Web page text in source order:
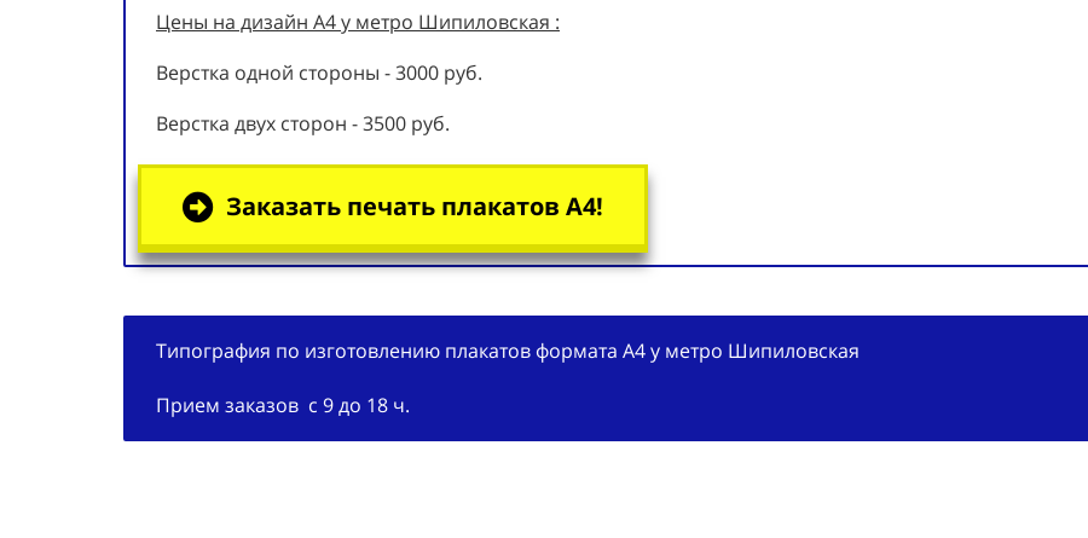
Цены на дизайн А4 у метро Шипиловская :
Верстка одной стороны - 3000 руб.
Верстка двух сторон - 3500 руб.
Заказать печать плакатов А4!
Типография по изготовлению плакатов формата А4 у метро Шипиловская
Прием заказов с 9 до 18 ч.